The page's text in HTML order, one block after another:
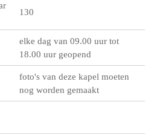
130
elke dag van 09.00 uur tot
18.00 uur geopend
foto's van deze kapel moeten
nog worden gemaakt